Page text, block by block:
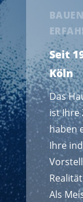
Seit
Köln
Das
ist Ihre
haben
Ihre
Als